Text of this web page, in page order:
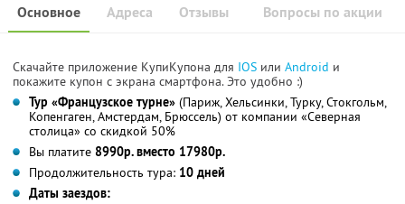
Основное Отзывы Вопросы по акции
Адреса
Скачайте приложение КупиКупона для IOS или Android и
покажите купон с экрана смартфона. Это удобно :)
Тур «Французское турне» (Париж, Хельсинки, Турку, Стокгольм,
Копенгаген, Амстердам, Брюссель) от компании «Северная
столица» со скидкой 50%
Вы платите 8990р. вместо 17980р.
Продолжительность тура: 10 дней
Даты заездов: